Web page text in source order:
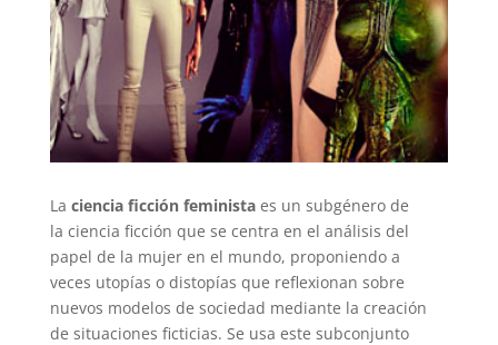
La ciencia ficción feministaes un subgénero de
la ciencia ficción que se centra en el análisis del
papel de la mujer en el mundo, proponiendo a
veces utopías o distopías que reflexionan sobre
nuevos modelos de sociedad mediante la creación
de situaciones ficticias. Se usa este subconjunto